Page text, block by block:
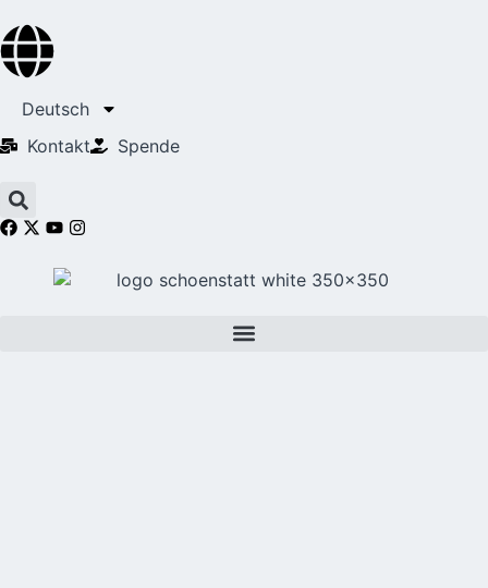
Deutsch
Kontakt
Spende